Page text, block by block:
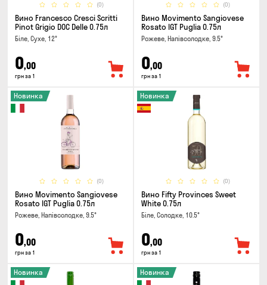
(0)
Вино Francesco Cresci Scritti
Pinot Grigio DOC Delle 0.75л
Біле, Сухе, 12°
0,00
грн за 1
(0)
Вино Movimento Sangiovese
Rosato IGT Puglia 0.75л
Рожеве, Напівсолодке, 9.5°
0,00
грн за 1
(0)
Новинка
Вино Movimento Sangiovese
Rosato IGT Puglia 0.75л
Рожеве, Напівсолодке, 9.5°
0,00
грн за 1
(0)
Новинка
Вино Fifty Provinces Sweet
White 0.75л
Біле, Солодке, 10.5°
0,00
грн за 1
Новинка Новинка